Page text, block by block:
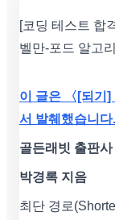
[코딩 테스트 합
벨만-포드 알고
이 글은 〈[되기]
서 발췌했습니다.
골든래빗 출판사
박경록 지음
최단 경로